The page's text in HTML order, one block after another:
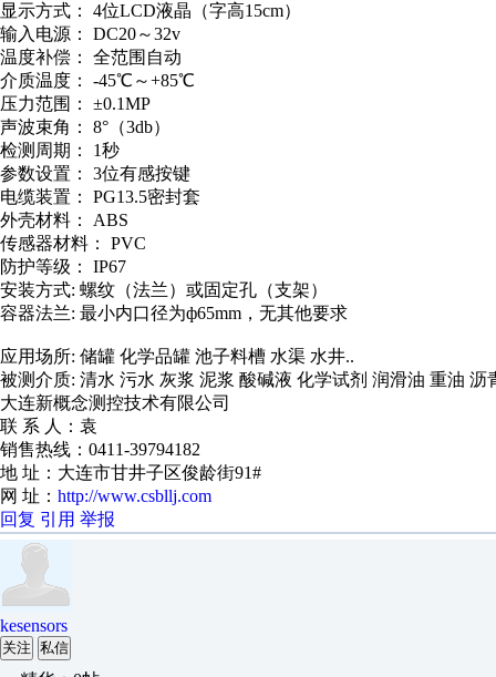
显示方式： 4位LCD液晶（字高15cm）
输入电源： DC20～32v
温度补偿： 全范围自动
介质温度： -45℃～+85℃
压力范围： ±0.1MP
声波束角： 8°（3db）
检测周期： 1秒
参数设置： 3位有感按键
电缆装置： PG13.5密封套
外壳材料： ABS
传感器材料： PVC
防护等级： IP67
安装方式: 螺纹（法兰）或固定孔（支架）
容器法兰: 最小内口径为ф65mm，无其他要求
应用场所: 储罐 化学品罐 池子料槽 水渠 水井..
被测介质: 清水 污水 灰浆 泥浆 酸碱液 化学试剂 润滑油 重油
大连新概念测控技术有限公司
联 系 人：袁
销售热线：0411-39794182
地 址：大连市甘井子区俊龄街91#
网 址： http://www.csbllj.com
回复 引用 举报
kesensors
关注 私信